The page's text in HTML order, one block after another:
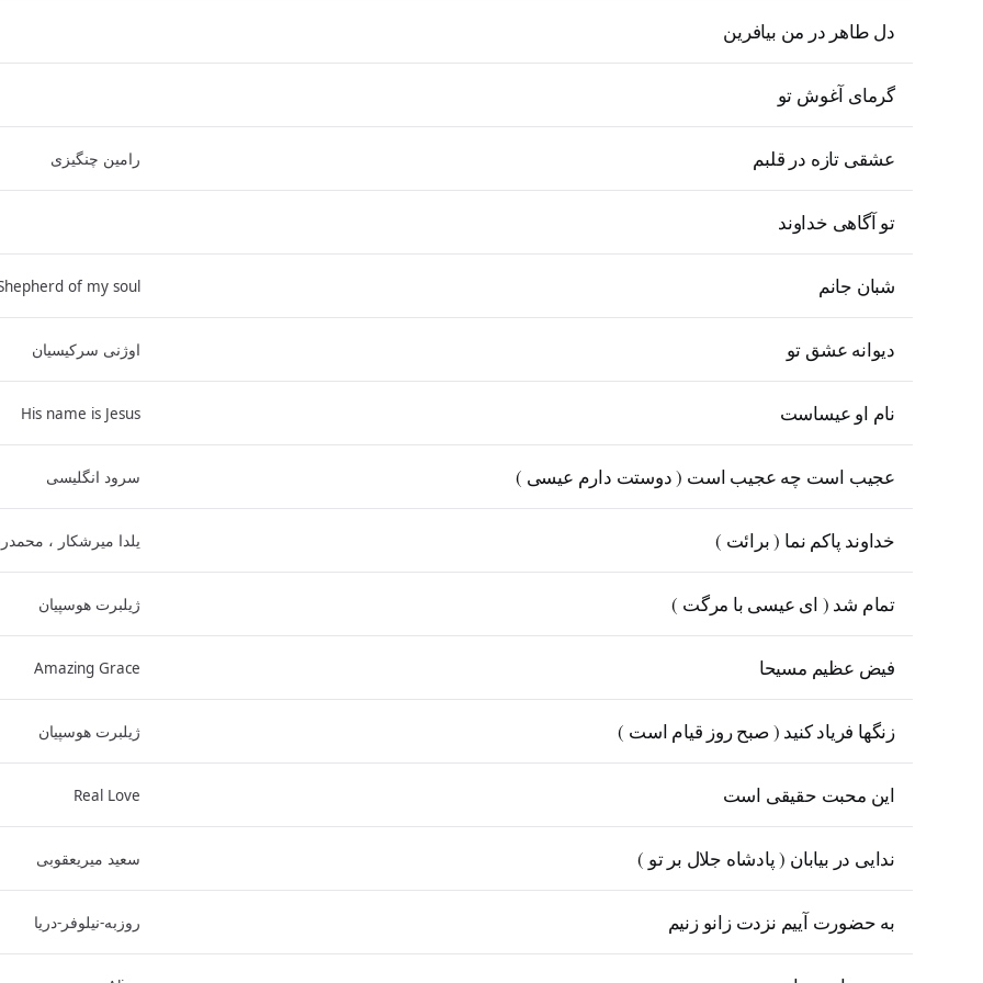
دل طاهر در من بیافرین
گرمای آغوش تو
عشقی تازه در قلبم رامین چنگیزی
تو آگاهی خداوند
شبان جانم of my soul
دیوانه عشق تو اوژنی سرکیسیان
نام او عیساست His name is Jesus
عجیب است چه عجیب است ( دوستت دارم عیسی ) سرود انگلیسی
خداوند پاکم نما ( برائت ) یلدا میرشکار ،
تمام شد ( ای عیسی با مرگت ) ژیلبرت هوسپیان
فیض عظیم مسیحا Amazing Grace
زنگها فریاد کنید ( صبح روز قیام است ) ژیلبرت هوسپیان
این محبت حقیقی است Real Love
ندایی در بیابان ( پادشاه جلال بر تو ) سعید میریعقوبی
به حضورت آییم نزدت زانو زنیم روزبه-نیلوفر-دریا